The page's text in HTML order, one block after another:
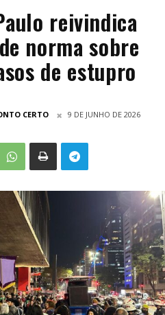
reivindica
norma sobre
de estupro
CERTO 9 DE JUNHO DE 2026